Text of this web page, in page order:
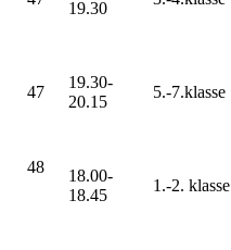
19.30
47
19.30-
20.15
5.-7.klasse
48
18.00-
18.45
1.-2. klasse